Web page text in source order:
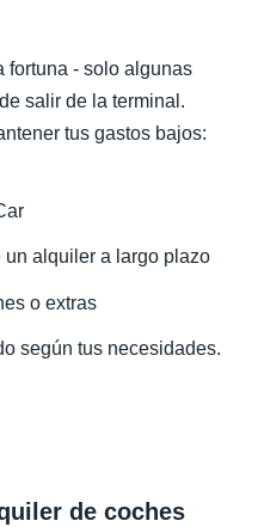
fortuna - solo algunas
salir de la terminal.
tus gastos bajos:
alquiler a largo plazo
o extras
según tus necesidades.
de coches